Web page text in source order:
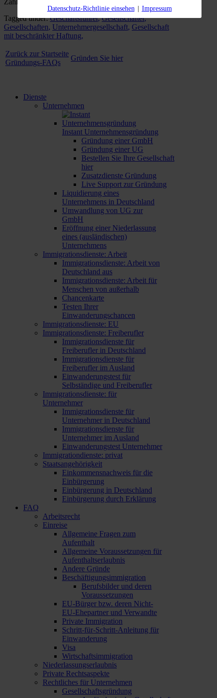
Zahlungsunfähigkeit einen Insolvenzantrag zu stellen.
Tagged under:Geschäftsführer, Gesellschafter,
Gesellschaften, Unternehmergesellschaft, Gesellschaft
mit beschränkter Haftung,
Zurück zur Startseite
Gründungs-FAQs
Gründen Sie hier
Dienste
Unternehmen
Instant Unternehmensgründung
Gründung einer GmbH
Gründung einer UG
Bestellen Sie Ihre Gesellschaft
hier
Zusatzdienste Gründung
Live Support zur Gründung
Liquidierung eines
Unternehmens in Deutschland
Umwandlung von UG zur
GmbH
Eröffnung einer Niederlassung
eines (ausländischen)
Unternehmens
Immigrationsdienste: Arbeit
Immigrationsdienste: Arbeit von
Deutschland aus
Immigrationsdienste: Arbeit für
Menschen von außerhalb
Chancenkarte
Testen Ihrer
Einwanderungschancen
Immigrationsdienste: EU
Immigrationsdienste: Freiberufler
Immigrationsdienste für
Freiberufler in Deutschland
Immigrationsdienste für
Freiberufler im Ausland
Einwanderungstest für
Selbständige und Freiberufler
Immigrationsdienste: für
Unternehmer
Immigrationsdienste für
Unternehmer in Deutschland
Immigrationsdienste für
Unternehmer im Ausland
Einwanderungstest Unternehmer
Immigrationdienste: privat
Staatsangehörigkeit
Einkommensnachweis für die
Einbürgerung
Einbürgerung in Deutschland
Einbürgerung durch Erklärung
FAQ
Arbeitsrecht
Einreise
Allgemeine Fragen zum
Aufenthalt
Allgemeine Voraussetzungen für
Aufenthaltserlaubnis
Andere Gründe
Beschäftigungsimmigration
Berufsbilder und deren
Voraussetzungen
EU-Bürger bzw. deren Nicht-
EU-Ehepartner und Verwandte
Private Immigration
Schritt-für-Schritt-Anleitung für
Einwanderung
Visa
Wirtschaftsimmigration
Niederlassungserlaubnis
Private Rechtsaspekte
Rechtliches für Unternehmen
Gesellschaftsgründung
Datenschutz-Richtlinie einsehen Impressum